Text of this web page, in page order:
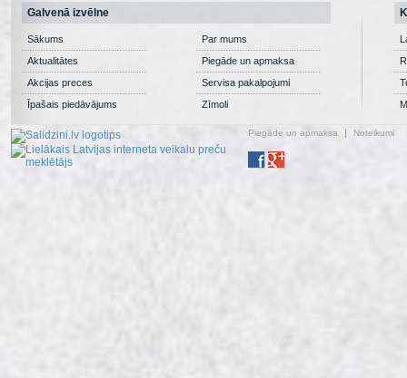
Galvenā izvēlne
Sākums
Aktualitātes
Akcijas preces
Īpašais piedāvājums
Par mums
Piegāde un apmaksa
Servisa pakalpojumi
Zīmoli
Piegāde un apmaksa Noteikumi